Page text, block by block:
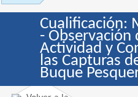
Cualificación:
- Observación
Actividad y
las Capturas
Buque